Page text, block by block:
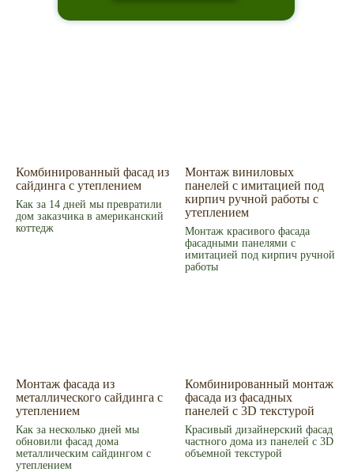
Комбинированный фасад из
сайдинга с утеплением
Как за 14 дней мы превратили
дом заказчика в американский
коттедж
Монтаж виниловых
панелей с имитацией под
кирпич ручной работы с
утеплением
Монтаж красивого фасада
фасадными панелями с
имитацией под кирпич ручной
работы
Монтаж фасада из
металлического сайдинга с
утеплением
Как за несколько дней мы
обновили фасад дома
металлическим сайдингом с
утеплением
Комбинированный монтаж
фасада из фасадных
панелей с 3D текстурой
Красивый дизайнерский фасад
частного дома из панелей с 3D
объемной текстурой
8 (343) 287 62 69
Режим работы
Пн – Пт 9.00 - 18.00
Суббота – 10.00 - 15.00
Воскресенье – выходной
Связаться с нами